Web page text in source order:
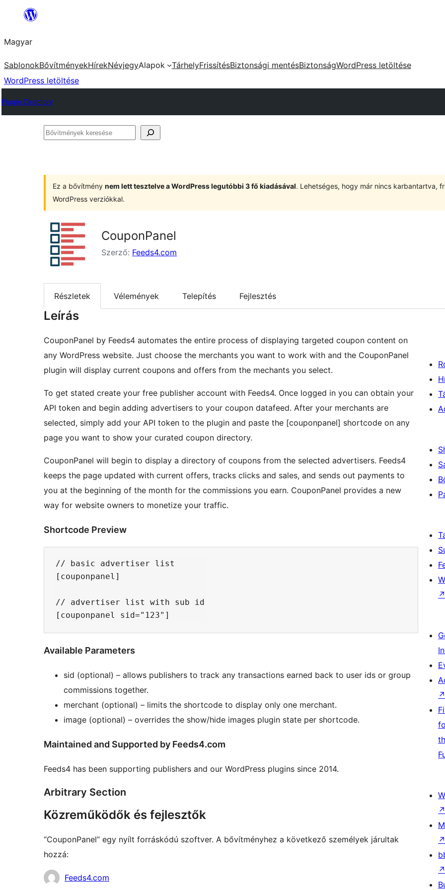
Ugrás
tartalomhoz
Magyar
SablonokBővítményekHírekNévjegyAlapok TárhelyFrissítésBiztonsági mentésBiztonságWordPress letöltése
WordPress letöltése
Plugin Directory
Bővítmények
Ez a bővítmény nem lett tesztelve a WordPress legutóbbi 3 fő kiadásával. Lehetséges, hogy már nincs karbantartva,
WordPress verziókkal.
CouponPanel
Szerző: Feeds4.com
Részletek Vélemények Telepítés Fejlesztés
Leírás
CouponPanel by Feeds4 automates the entire process of displaying targeted coupon content on
any WordPress website. Just choose the merchants you want to work with and the CouponPanel
plugin will display current coupons and offers from the mechants you select.
To get stated create your free publisher account with Feeds4. Once logged in you can obtain your
API token and begin adding advertisers to your coupon datafeed. After your merchants are
selected, simply add your API token to the plugin and paste the [couponpanel] shortcode on any
page you want to show your curated coupon directory.
CouponPanel will begin to display a directory of coupons from the selected advertisers. Feeds4
keeps the page updated with current offers, tracks clicks and sales, and sends out payments to
you at the beginning of the month for the commissions you earn. CouponPanel provides a new
way for website owners to monetize your traffic.
Shortcode Preview
// basic advertiser list
[couponpanel]
// advertiser list with sub id
Available Parameters
sid (optional) – allows publishers to track any transactions earned back to user ids or group
commissions together.
merchant (optional) – limits the shortcode to display only one merchant.
image (optional) – overrides the show/hide images plugin state per shortcode.
Maintained and Supported by Feeds4.com
Feeds4 has been supporting publishers and our WordPress plugins since 2014.
Arbitrary Section
Közreműködők és fejlesztők
“CouponPanel” egy nyílt forráskódú szoftver. A bővítményhez a következő személyek járultak
hozzá:
Közreműködők
Feeds4.com
↗
↗
↗
↗
↗